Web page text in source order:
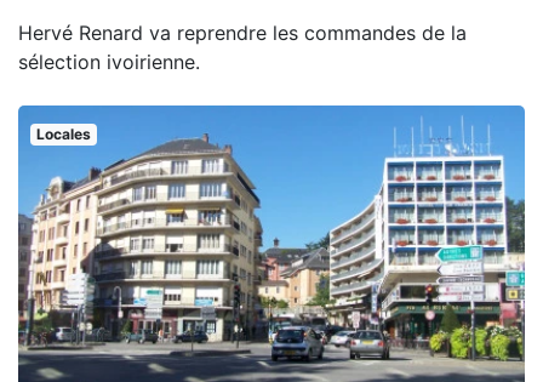
Hervé Renard va reprendre les commandes de la
sélection ivoirienne.
Locales